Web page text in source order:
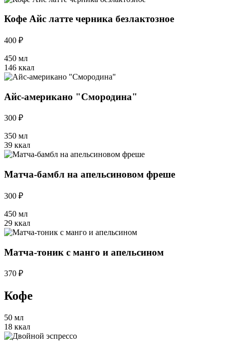
Кофе Айс латте черника безлактозное
400 ₽
450 мл
146 ккал
Айс-американо "Смородина"
300 ₽
350 мл
39 ккал
Матча-бамбл на апельсиновом фреше
300 ₽
450 мл
29 ккал
Матча-тоник с манго и апельсином
370 ₽
Кофе
50 мл
18 ккал